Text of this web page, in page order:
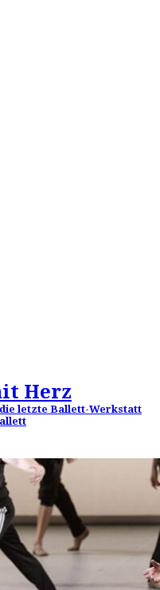
Herz
die letzte Ballett-Werkstatt